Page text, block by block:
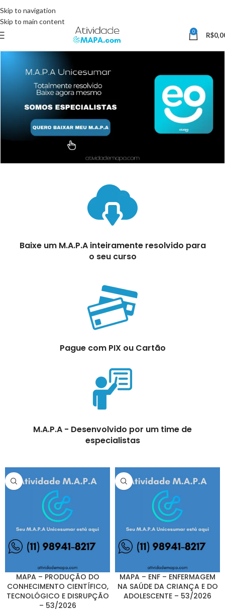
Skip to navigation
Skip to main content
0 R$
Baixe um M.A.P.A inteiramente resolvido para
o seu curso
Pague com PIX ou Cartão
M.A.P.A - Desenvolvido por um time de
especialistas
MAPA – PRODUÇÃO DO
CONHECIMENTO CIENTÍFICO,
TECNOLÓGICO E DISRUPÇÃO
– 53/2026
MAPA – ENF – ENFERMAGEM
NA SAÚDE DA CRIANÇA E DO
ADOLESCENTE – 53/2026
somente pelo site.